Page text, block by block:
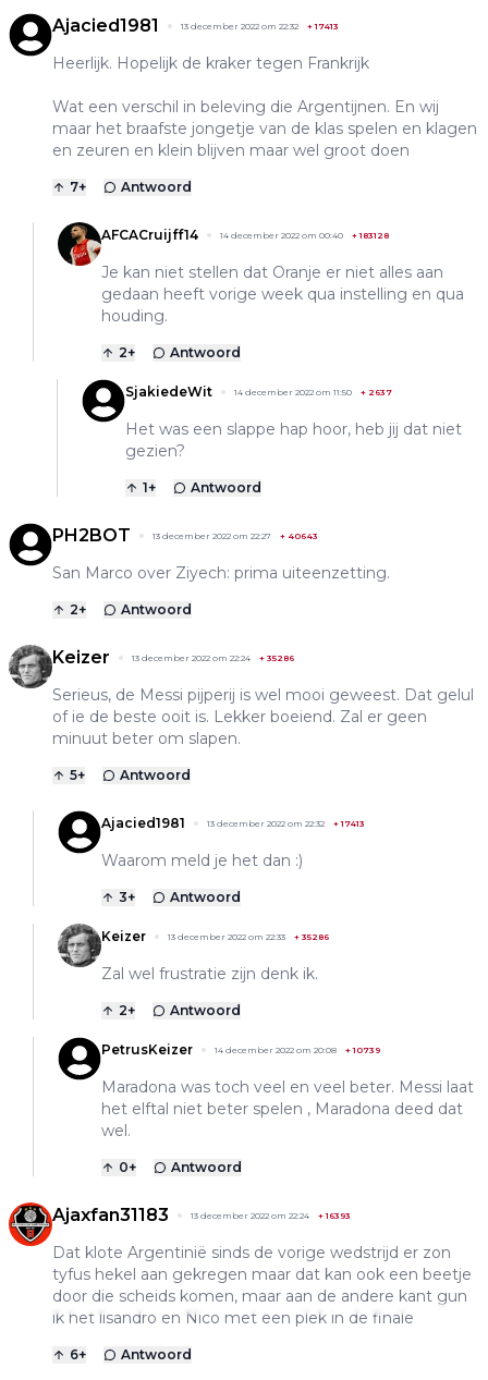
Ajacied1981 13 december 2022 om 22:32 +17413
Heerlijk. Hopelijk de kraker tegen Frankrijk
Wat een verschil in beleving die Argentijnen. En wij
maar het braafste jongetje van de klas spelen en klagen
en zeuren en klein blijven maar wel groot doen
7+ Antwoord
AFCACruijff14 14 december 2022 om 00:40 +183128
Je kan niet stellen dat Oranje er niet alles aan
gedaan heeft vorige week qua instelling en qua
houding.
2+ Antwoord
SjakiedeWit 14 december 2022 om 11:50 + 2637
Het was een slappe hap hoor, heb jij dat niet
gezien?
1+ Antwoord
PH2BOT 13 december 2022 om 22:27 + 40643
San Marco over Ziyech: prima uiteenzetting.
2+ Antwoord
Keizer 13 december 2022 om 22:24 + 35286
Serieus, de Messi pijperij is wel mooi geweest. Dat gelul
of ie de beste ooit is. Lekker boeiend. Zal er geen
minuut beter om slapen.
5+ Antwoord
Ajacied1981 13 december 2022 om 22:32 +17413
Waarom meld je het dan :)
3+ Antwoord
Keizer 13 december 2022 om 22:33 + 35286
Zal wel frustratie zijn denk ik.
2+ Antwoord
PetrusKeizer 14 december 2022 om 20:08 +10739
Maradona was toch veel en veel beter. Messi laat
het elftal niet beter spelen , Maradona deed dat
wel.
0+ Antwoord
Ajaxfan31183 13 december 2022 om 22:24 +16393
Dat klote Argentinië sinds de vorige wedstrijd er zon
tyfus hekel aan gekregen maar dat kan ook een beetje
door die scheids komen, maar aan de andere kant gun
ik het lisandro en Nico met een plek in de finale
6+ Antwoord